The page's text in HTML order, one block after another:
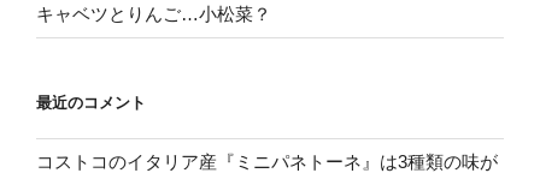
キャベツとりんご…小松菜？
最近のコメント
コストコのイタリア産『ミニパネトーネ』は3種類の味が